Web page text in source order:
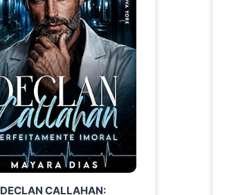
DECLAN CALLAHAN: